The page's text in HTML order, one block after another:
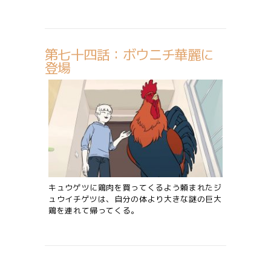
第七十四話：ボウニチ華麗に
登場
キュウゲツに鶏肉を買ってくるよう頼まれたジ
ュウイチゲツは、自分の体より大きな謎の巨大
鶏を連れて帰ってくる。